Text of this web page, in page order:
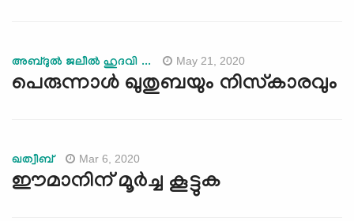
അബ്ദുല്‍ ജലീല്‍ ഹുദവി ... May 21, 2020
പെരുന്നാള്‍ ഖുതുബയും നിസ്കാരവും
ഖത്വീബ് Mar 6, 2020
ഈമാനിന് മൂർച്ച കൂട്ടുക